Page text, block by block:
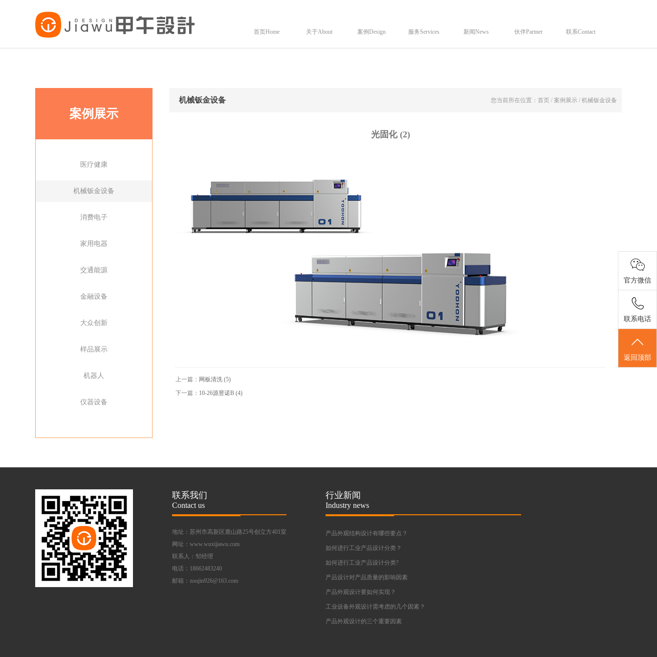
首页Home 关于About 案例Design 服务Services 新闻News 伙伴Partner 联系Contact
案例展示
医疗健康
机械钣金设备
消费电子
家用电器
交通能源
金融设备
大众创新
样品展示
机器人
仪器设备
机械钣金设备 您当前所在位置：首页 / 案例展示 / 机械钣金设备
光固化 (2)
上一篇： 网板清洗 (5)
下一篇： 10-26源昱诺B (4)
联系我们
Contact us
地址：苏州市高新区鹿山路25号创立方401室
网址：www.wuxijiawu.com
联系人：邹经理
电话：18662483240
邮箱：zoujin926@163.com
行业新闻
Industry news
产品外观结构设计有哪些要点？
如何进行工业产品设计分类？
如何进行工业产品设计分类?
产品设计对产品质量的影响因素
产品外观设计要如何实现？
工业设备外观设计需考虑的几个因素？
产品外观设计的三个重要因素
官方微信
联系电话
返回顶部